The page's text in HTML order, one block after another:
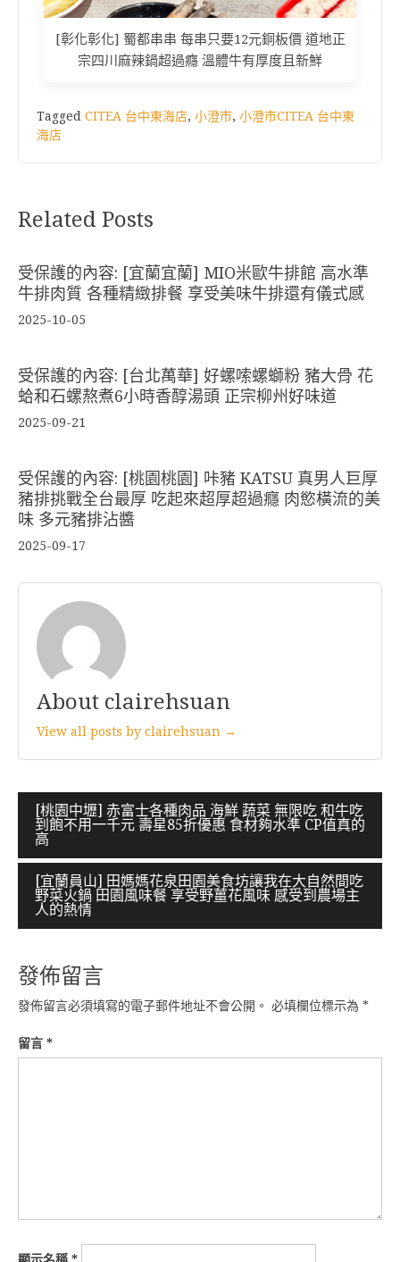
[彰化彰化] 蜀都串串 每串只要12元銅板價 道地正
宗四川麻辣鍋超過癮 溫體牛有厚度且新鮮
Tagged CITEA 台中東海店, 小澄市, 小澄市CITEA 台中東
海店
Related Posts
受保護的內容: [宜蘭宜蘭] MIO米歐牛排館 高水準
牛排肉質 各種精緻排餐 享受美味牛排還有儀式感
2025-10-05
受保護的內容: [台北萬華] 好螺嗦螺螄粉 豬大骨 花
蛤和石螺熬煮6小時香醇湯頭 正宗柳州好味道
2025-09-21
受保護的內容: [桃園桃園] 咔豬 KATSU 真男人巨厚
豬排挑戰全台最厚 吃起來超厚超過癮 肉慾橫流的美
味 多元豬排沾醬
2025-09-17
About clairehsuan
View all posts by clairehsuan →
文
章
導
覽
[桃園中壢] 赤富士各種肉品 海鮮 蔬菜 無限吃 和牛吃
到飽不用一千元 壽星85折優惠 食材夠水準 CP值真的
高
[宜蘭員山] 田媽媽花泉田園美食坊讓我在大自然間吃
野菜火鍋 田園風味餐 享受野薑花風味 感受到農場主
人的熱情
發佈留言
發佈留言必須填寫的電子郵件地址不會公開。 必填欄位標示為 *
留言 *
顯示名稱*